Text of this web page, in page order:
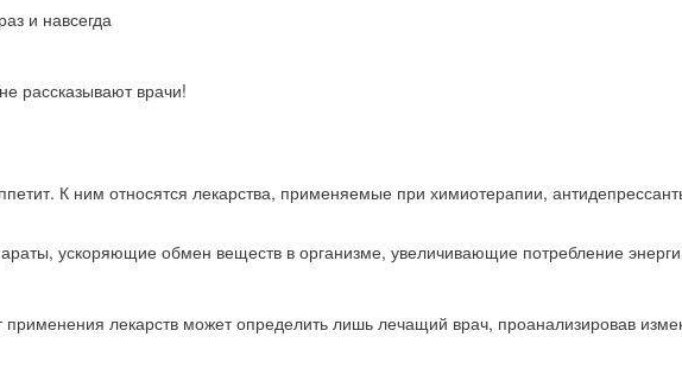
и навсегда
рассказывают врачи!
К ним относятся лекарства, применяемые при химиотерапии,
ускоряющие обмен веществ в организме, увеличивающие потребление
лекарств может определить лишь лечащий врач, проанализировав